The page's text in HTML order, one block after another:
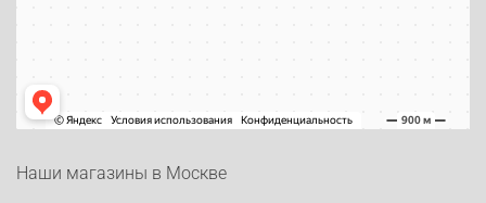
Наши магазины в Москве